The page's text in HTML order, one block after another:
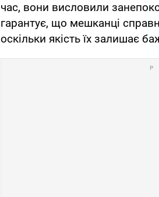
час, вони висловили
гарантує, що мешканці
оскільки якість їх залишає